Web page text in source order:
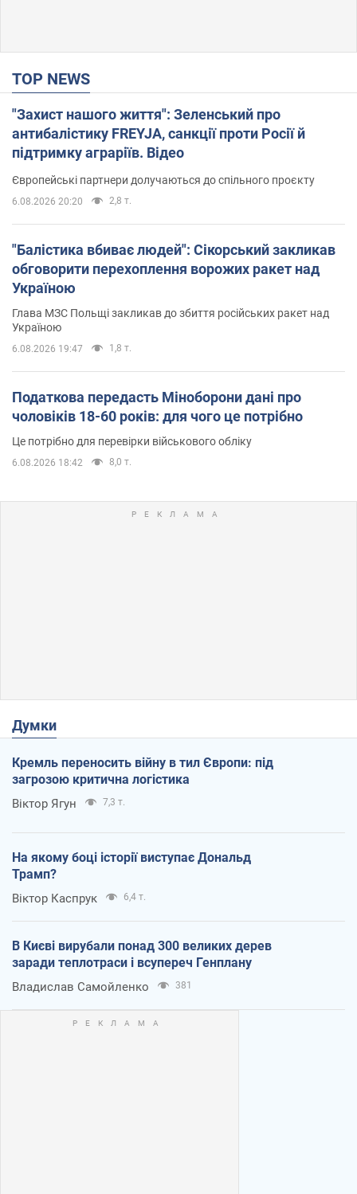
TOP NEWS
"Захист нашого життя": Зеленський про
антибалістику FREYJA, санкції проти Росії й
підтримку аграріїв. Відео
Європейські партнери долучаються до спільного проєкту
6.08.2026 20:20 2,8 т.
"Балістика вбиває людей": Сікорський закликав
обговорити перехоплення ворожих ракет над
Україною
Глава МЗС Польщі закликав до збиття російських ракет над
Україною
6.08.2026 19:47 1,8 т.
Податкова передасть Міноборони дані про
чоловіків 18-60 років: для чого це потрібно
Це потрібно для перевірки військового обліку
6.08.2026 18:42 8,0 т.
Думки
Кремль переносить війну в тил Європи: під
загрозою критична логістика
Віктор Ягун 7,3 т.
На якому боці історії виступає Дональд
Трамп?
Віктор Каспрук 6,4 т.
В Києві вирубали понад 300 великих дерев
заради теплотраси і всупереч Генплану
Владислав Самойленко 381